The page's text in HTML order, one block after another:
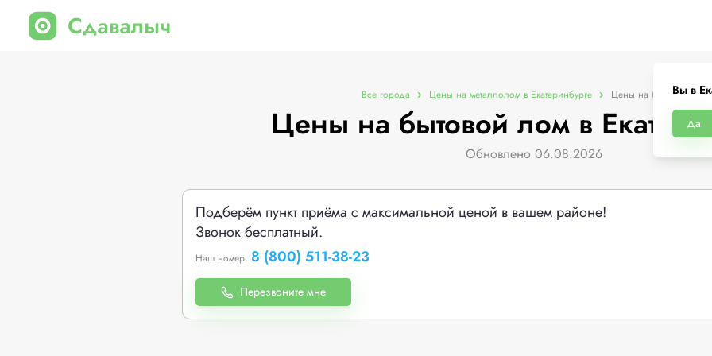
Вы в
Да
Все города Цены на металлолом в Екатеринбурге Цены на бытовой лом
Цены на бытовой лом в
Обновлено 06.08.2026
Подберём пункт приёма с максимальной ценой в вашем районе!
Звонок бесплатный.
Наш номер 8 (800) 511-38-23
Перезвоните мне